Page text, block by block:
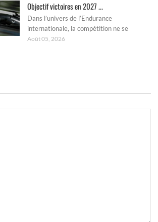
Objectif victoires en 2027 ...
Dans l’univers de l’Endurance
internationale, la compétition ne se
Août 05, 2026